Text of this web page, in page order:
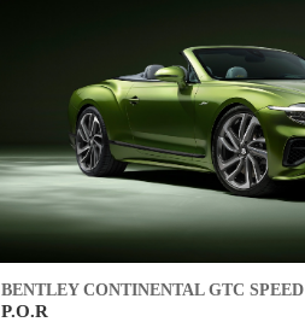
BENTLEY CONTINENTAL GTC SPEED
P.O.R